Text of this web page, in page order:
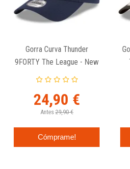
Gorra Curva Thunder
9FORTY The League - New
Era
24,90 €
Antes 29,90 €
Cómprame!